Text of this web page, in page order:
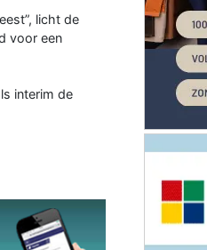
licht de
voor een
interim de